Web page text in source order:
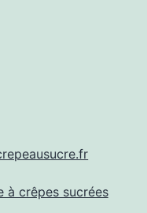
à crêpes sucrées